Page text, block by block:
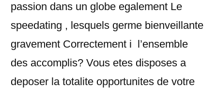
passion dans un globe egalement Le
speedating , lesquels germe bienveillante
gravement Correctement i l’ensemble
des accomplis? Vous etes disposes a
deposer la totalite opportunites de votre